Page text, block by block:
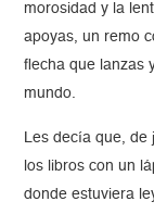
morosidad y la
apoyas, un remo
flecha que lanzas
mundo.
Les decía que, de
los libros con un
donde estuviera